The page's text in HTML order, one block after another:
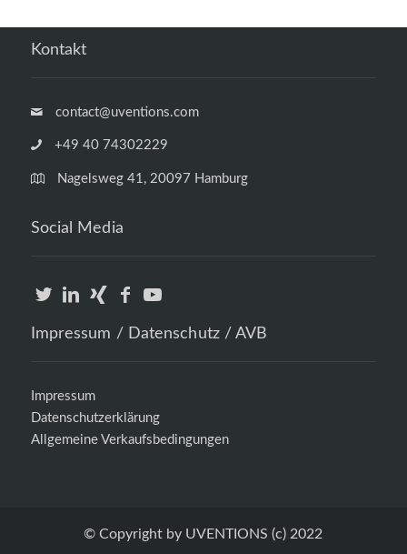
Kontakt
contact@uventions.com
+49 40 74302229
Nagelsweg 41, 20097 Hamburg
Social Media
Impressum / Datenschutz / AVB
Impressum
Datenschutzerklärung
Allgemeine Verkaufsbedingungen
© Copyright by UVENTIONS (c) 2022